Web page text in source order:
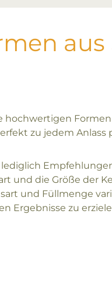
hochwertigen
zu jedem Anlass
und die Größe der
und Füllmenge
Ergebnisse zu